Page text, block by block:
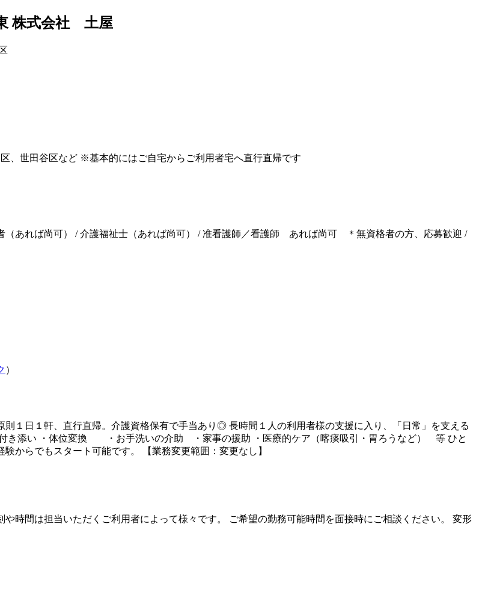
株式会社 土屋
、世田谷区など ※基本的にはご自宅からご利用者宅へ直行直帰です
（あれば尚可） / 介護福祉士（あれば尚可） / 准看護師／看護師 あれば尚可 ＊無資格者の方、応募歓迎 /
）
１日１軒、直行直帰。介護資格保有で手当あり◎ 長時間１人の利用者様の支援に入り、「日常」を支える
添い ・体位変換 ・お手洗いの介助 ・家事の援助 ・医療的ケア（喀痰吸引・胃ろうなど） 等 ひと
からでもスタート可能です。 【業務変更範囲：変更なし】
や時間は担当いただくご利用者によって様々です。 ご希望の勤務可能時間を面接時にご相談ください。 変形